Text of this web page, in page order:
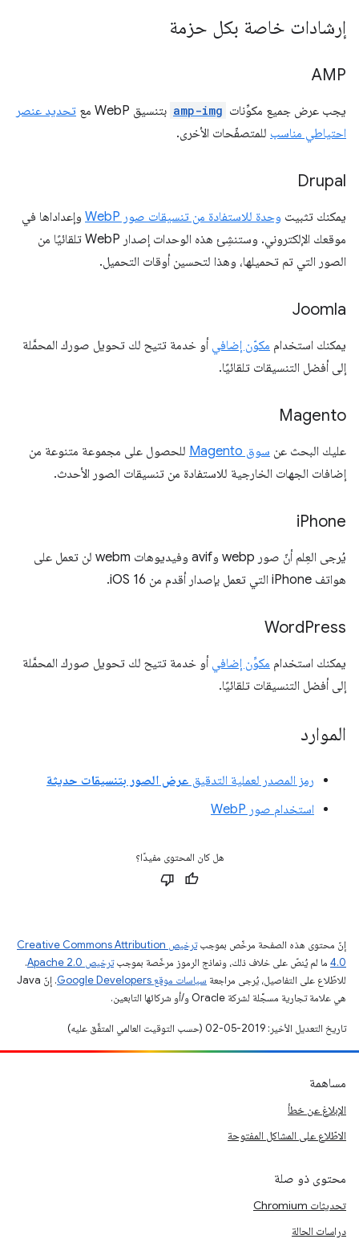
إرشادات خاصة بكل حزمة
AMP
يجب عرض جميع مكوِّنات amp-img بتنسيق WebP مع
تحديد عنصر
احتياطي مناسب للمتصفّحات الأخرى.
Drupal
يمكنك تثبيت وحدة للاستفادة من تنسيقات صور WebP
وإعداداها في
موقعك الإلكتروني. وستنشِئ هذه الوحدات إصدار WebP تلقائيًا من
الصور التي تم تحميلها، وهذا لتحسين أوقات التحميل.
Joomla
يمكنك استخدام مكوّن إضافي أو خدمة تتيح لك تحويل صورك المحمَّلة
إلى أفضل التنسيقات تلقائيًا.
Magento
عليك البحث عن سوق Magento
للحصول على مجموعة متنوعة من
إضافات الجهات الخارجية للاستفادة من تنسيقات الصور الأحدث.
iPhone
يُرجى العِلم أنّ صور webp وavif وفيديوهات webm لن تعمل على
هواتف iPhone التي تعمل بإصدار أقدم من iOS 16.
WordPress
يمكنك استخدام مكوِّن إضافي أو خدمة تتيح لك تحويل صورك المحمَّلة
إلى أفضل التنسيقات تلقائيًا.
الموارد
رمز المصدر لعملية التدقيق عرض الصور بتنسيقات حديثة
استخدام صور WebP
هل كان المحتوى مفيدًا؟
إنّ محتوى هذه الصفحة مرخّص بموجب
ترخيص Creative Commons Attribution
4.0‏ ما لم يُنصّ على خلاف ذلك، ونماذج الرموز مرخّصة بموجبترخيص Apache 2.0‏
.
للاطّلاع على التفاصيل، يُرجى مراجعة سياسات موقع Google Developers‏
. إنّ Java
هي علامة تجارية مسجَّلة لشركة Oracle و/أو شركائها التابعين.
تاريخ التعديل الأخير: 2019-05-02 (حسب التوقيت العالمي المتفَّق عليه)
مساهمة
الإبلاغ عن خطأ
الاطّلاع على المشاكل المفتوحة
محتوى ذو صلة
تحديثات Chromium
دراسات الحالة